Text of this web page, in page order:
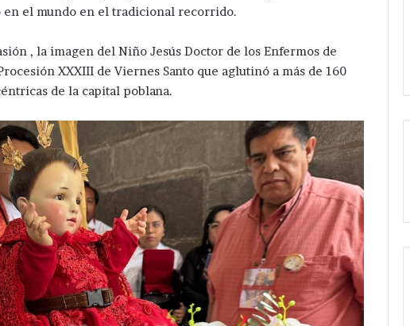
en el mundo en el tradicional recorrido.
, la imagen del Niño Jesús Doctor de los Enfermos de
XXXIII de Viernes Santo que aglutinó a más de 160
de la capital poblana.